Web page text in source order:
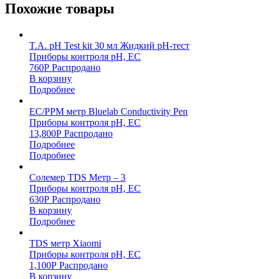
Похожие товары
T.A. pH Test kit 30 мл Жидкий pH-тест
Приборы контроля pH, EC
760Р Распродано
В корзину
Подробнее
EC/PPM метр Bluelab Conductivity Pen
Приборы контроля pH, EC
13,800Р Распродано
Подробнее
Подробнее
Солемер TDS Метр – 3
Приборы контроля pH, EC
630Р Распродано
В корзину
Подробнее
TDS метр Xiaomi
Приборы контроля pH, EC
1,100Р Распродано
В корзину